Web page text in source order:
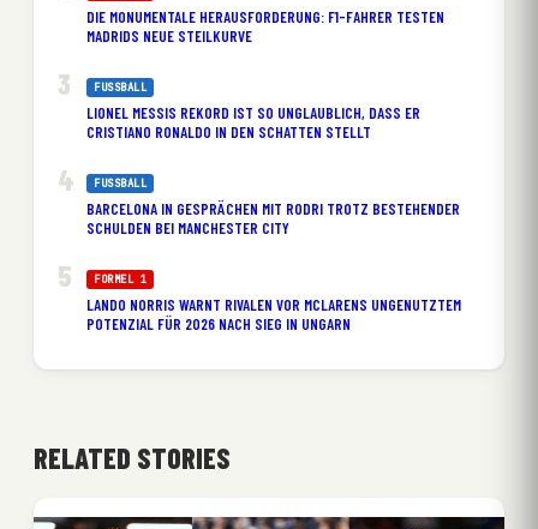
DIE MONUMENTALE HERAUSFORDERUNG: F1-FAHRER TESTEN
MADRIDS NEUE STEILKURVE
FUSSBALL
LIONEL MESSIS REKORD IST SO UNGLAUBLICH, DASS ER
CRISTIANO RONALDO IN DEN SCHATTEN STELLT
FUSSBALL
BARCELONA IN GESPRÄCHEN MIT RODRI TROTZ BESTEHENDER
SCHULDEN BEI MANCHESTER CITY
FORMEL 1
LANDO NORRIS WARNT RIVALEN VOR MCLARENS UNGENUTZTEM
POTENZIAL FÜR 2026 NACH SIEG IN UNGARN
RELATED STORIES